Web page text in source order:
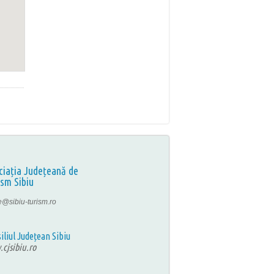
Județeană de
Sibiu
turism.ro
Județean Sibiu